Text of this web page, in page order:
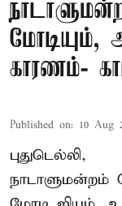
மோடியும்,
காரணம்-
Published on: 10 Aug
புதுடெல்லி,
நாடாளுமன்றம்